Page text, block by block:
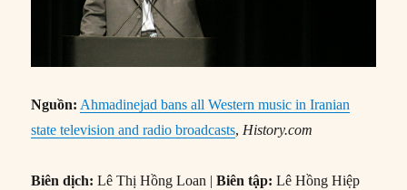
Nguồn: Ahmadinejad bans all Western music in Iranian
state television and radio broadcasts, History.com
Biên dịch: Lê Thị Hồng Loan |Biên tập:Lê Hồng Hiệp